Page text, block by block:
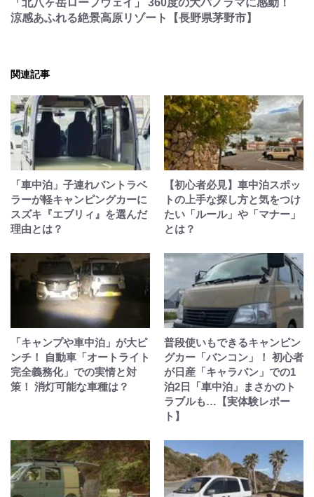
「北八ヶ岳ロープウェイ」 360度の大パノラマに感動！
涼感あふれる絶景高原リゾート【長野県茅野市】
関連記事
「車中泊」子連れバントラベ
ラーが軽キャンピングカーに
スズキ『エブリィ』を選んだ
理由とは？
【初心者必見】車中泊スポッ
トの上手な探し方と気をつけ
たい「ルール」や「マナー」
とは？
「キャンプや車中泊」が大ピ
ンチ！ 自動車「オートライト
完全義務化」での実情と対
策！ 消灯可能な車種は？
普段使いもできるキャンピン
グカー「バンコン」！ 初心者
が日産「キャラバン」での1
泊2日「車中泊」まさかのト
ラブルも…【実体験レポー
ト】